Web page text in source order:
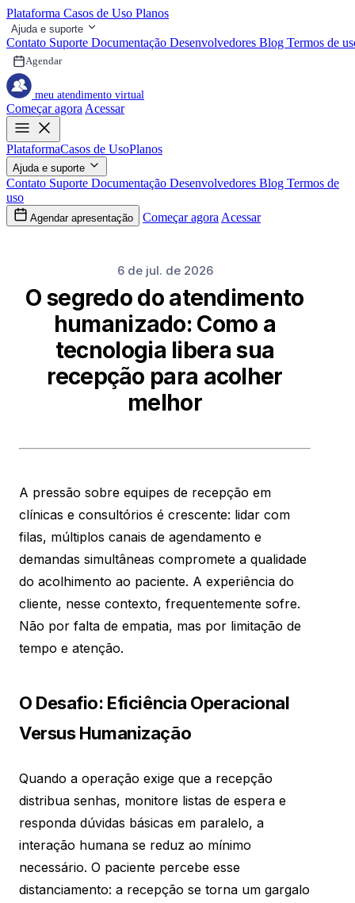
Plataforma Casos de Uso Planos
Ajuda e suporte
Contato Suporte Documentação Desenvolvedores Blog Termos de
Agendar
meu atendimento virtual
Começar agora Acessar
PlataformaCasos de UsoPlanos
Ajuda e suporte
Contato Suporte Documentação Desenvolvedores Blog Termos de
uso
Agendar apresentação Começar agora Acessar
6 de jul. de 2026
O segredo do atendimento
humanizado: Como a
tecnologia libera sua
recepção para acolher
melhor
A pressão sobre equipes de recepção em
clínicas e consultórios é crescente: lidar com
filas, múltiplos canais de agendamento e
demandas simultâneas compromete a qualidade
do acolhimento ao paciente. A experiência do
cliente, nesse contexto, frequentemente sofre.
Não por falta de empatia, mas por limitação de
tempo e atenção.
O Desafio: Eficiência Operacional
Versus Humanização
Quando a operação exige que a recepção
distribua senhas, monitore listas de espera e
responda dúvidas básicas em paralelo, a
interação humana se reduz ao mínimo
necessário. O paciente percebe esse
distanciamento: a recepção se torna um gargalo